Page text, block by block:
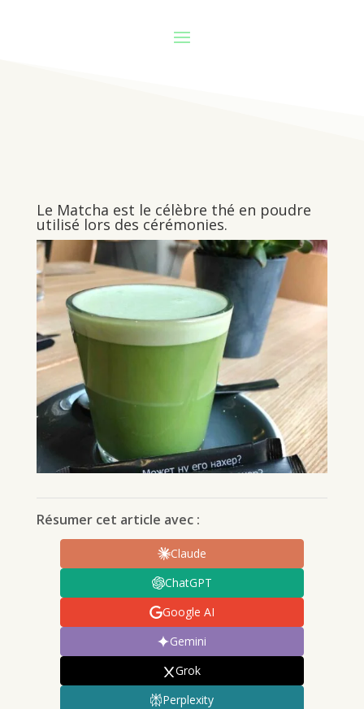
Le Matcha est le célèbre thé en poudre
utilisé lors des cérémonies.
Résumer cet article avec :
Claude
ChatGPT
Google AI
Gemini
Grok
Perplexity